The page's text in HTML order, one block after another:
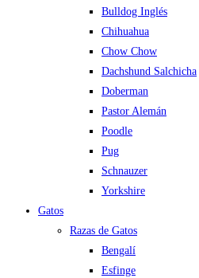
Bulldog Inglés
Chihuahua
Chow Chow
Dachshund Salchicha
Doberman
Pastor Alemán
Poodle
Pug
Schnauzer
Yorkshire
Gatos
Razas de Gatos
Bengalí
Esfinge